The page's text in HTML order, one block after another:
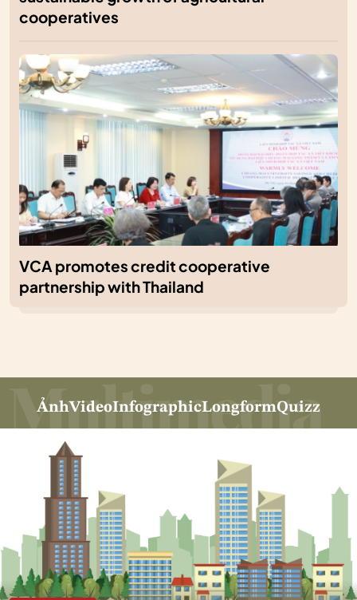
cooperatives
VCA promotes credit cooperative
partnership with Thailand
ẢnhVideoInfographicLongformQuizz